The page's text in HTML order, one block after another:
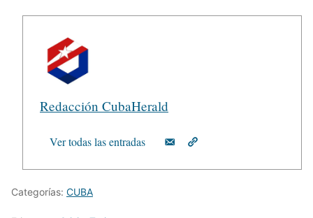
Redacción CubaHerald
Ver todas las entradas
Categorías: CUBA